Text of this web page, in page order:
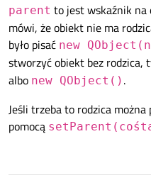
parent to jest wskaźnik na
mówi, że obiekt nie ma
było pisać new
stworzyć obiekt bez rodzica,
albo new QObject() .
Jeśli trzeba to rodzica
pomocą